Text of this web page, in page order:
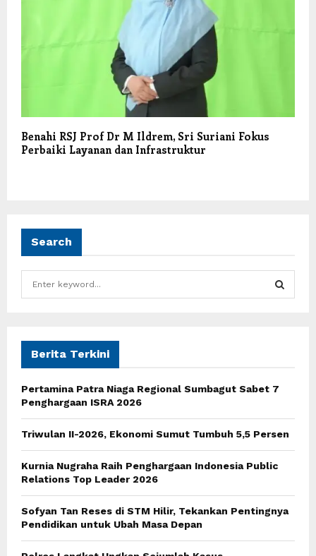
Benahi RSJ Prof Dr M Ildrem, Sri Suriani Fokus
Perbaiki Layanan dan Infrastruktur
Search
f
r
H
Berita Terkini
Pertamina Patra Niaga Regional Sumbagut Sabet 7
Penghargaan ISRA 2026
Triwulan II-2026, Ekonomi Sumut Tumbuh 5,5 Persen
Kurnia Nugraha Raih Penghargaan Indonesia Public
Relations Top Leader 2026
Sofyan Tan Reses di STM Hilir, Tekankan Pentingnya
Pendidikan untuk Ubah Masa Depan